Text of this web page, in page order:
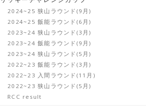
2024~25 狭山ラウンド(9月)
2024~25 飯能ラウンド(6月)
2023~24 狭山ラウンド(3月)
2023~24 飯能ラウンド(9月)
2023~24 狭山ラウンド(5月)
2022~23 飯能ラウンド(3月)
2022~23 入間ラウンド(11月)
2022~23 狭山ラウンド(5月)
RCC result